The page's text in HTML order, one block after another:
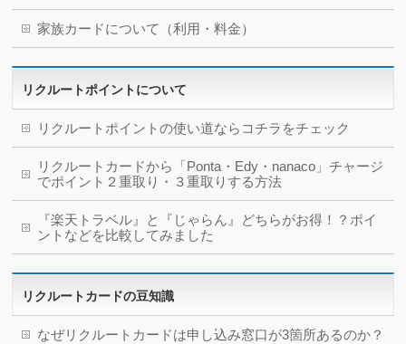
家族カードについて（利用・料金）
リクルートポイントについて
リクルートポイントの使い道ならコチラをチェック
リクルートカードから「Ponta・Edy・nanaco」チャージ
でポイント２重取り・３重取りする方法
『楽天トラベル』と『じゃらん』どちらがお得！？ポイ
ントなどを比較してみました
リクルートカードの豆知識
なぜリクルートカードは申し込み窓口が3箇所あるのか？